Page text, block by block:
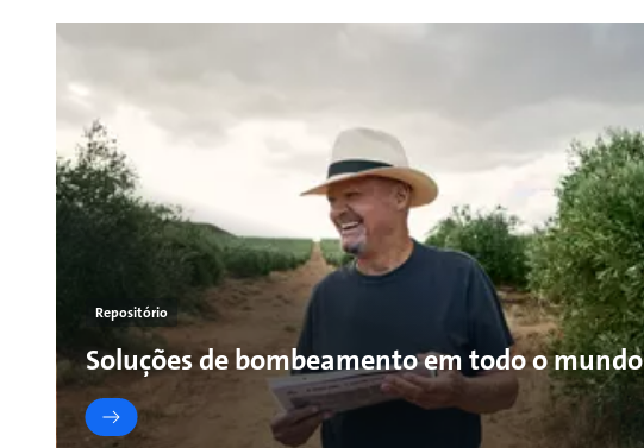
Repositório
Soluções de bombeamento em todo o mundo